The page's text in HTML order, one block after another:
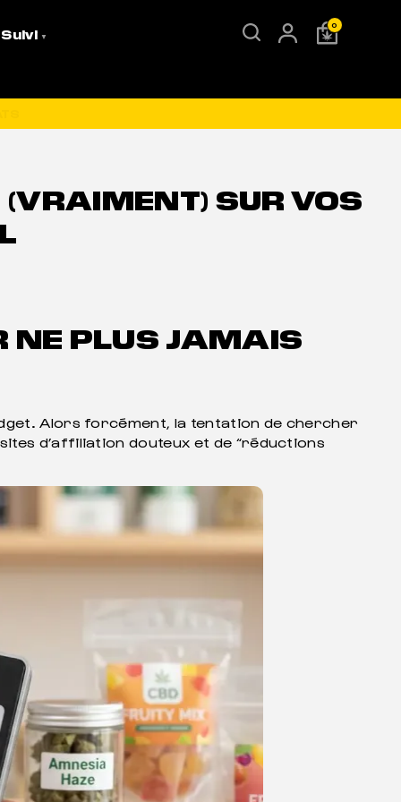
0
SUR VOS
NE PLUS JAMAIS
Alors forcément, la tentation de chercher
d’affiliation douteux et de “réductions